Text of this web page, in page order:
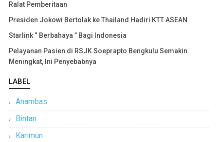
Ralat Pemberitaan
Presiden Jokowi Bertolak ke Thailand Hadiri KTT ASEAN
Starlink “ Berbahaya ” Bagi Indonesia
Pelayanan Pasien di RSJK Soeprapto Bengkulu Semakin
Meningkat, Ini Penyebabnya
LABEL
Anambas
Bintan
Karimun